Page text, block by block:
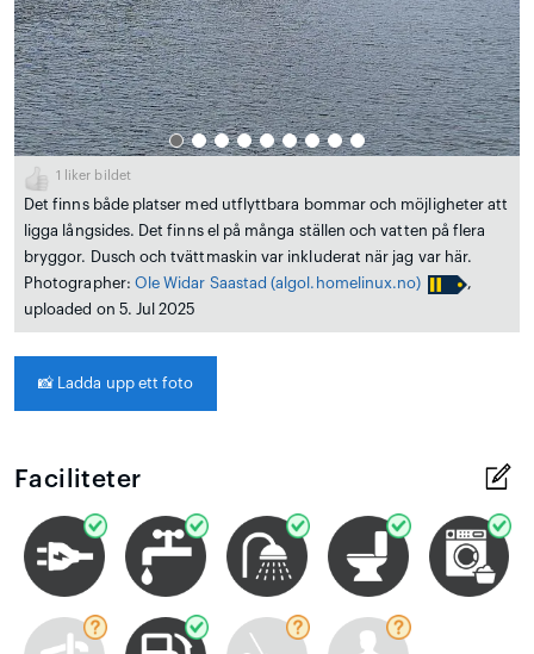
1 liker bildet
Det finns både platser med utflyttbara bommar och möjligheter att
ligga långsides. Det finns el på många ställen och vatten på flera
bryggor. Dusch och tvättmaskin var inkluderat när jag var här.
Photographer: Ole Widar Saastad (algol.homelinux.no)
,
uploaded on 5. Jul 2025
📸 Ladda upp ett foto
Faciliteter